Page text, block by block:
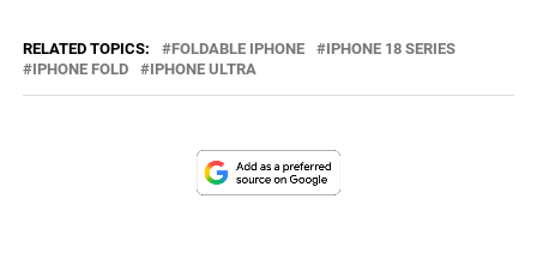
RELATED TOPICS: FOLDABLE IPHONE
IPHONE 18 SERIES
IPHONE FOLD
IPHONE ULTRA